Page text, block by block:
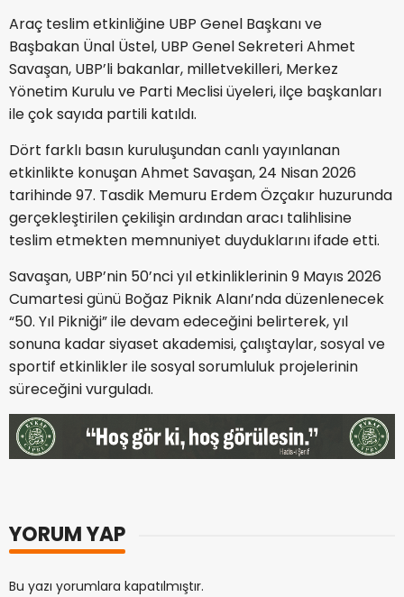
Araç teslim etkinliğine UBP Genel Başkanı ve
Başbakan Ünal Üstel, UBP Genel Sekreteri Ahmet
Savaşan, UBP’li bakanlar, milletvekilleri, Merkez
Yönetim Kurulu ve Parti Meclisi üyeleri, ilçe başkanları
ile çok sayıda partili katıldı.
Dört farklı basın kuruluşundan canlı yayınlanan
etkinlikte konuşan Ahmet Savaşan, 24 Nisan 2026
tarihinde 97. Tasdik Memuru Erdem Özçakır huzurunda
gerçekleştirilen çekilişin ardından aracı talihlisine
teslim etmekten memnuniyet duyduklarını ifade etti.
Savaşan, UBP’nin 50’nci yıl etkinliklerinin 9 Mayıs 2026
Cumartesi günü Boğaz Piknik Alanı’nda düzenlenecek
“50. Yıl Pikniği” ile devam edeceğini belirterek, yıl
sonuna kadar siyaset akademisi, çalıştaylar, sosyal ve
sportif etkinlikler ile sosyal sorumluluk projelerinin
süreceğini vurguladı.
YORUM YAP
Bu yazı yorumlara kapatılmıştır.